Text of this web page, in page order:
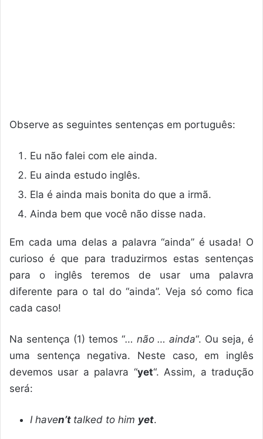
Observe as seguintes sentenças em português:
Eu não falei com ele ainda.
Eu ainda estudo inglês.
Ela é ainda mais bonita do que a irmã.
Ainda bem que você não disse nada.
Em cada uma delas a palavra “ainda” é usada! O
curioso é que para traduzirmos estas sentenças
para o inglês teremos de usar uma palavra
diferente para o tal do “ainda”. Veja só como fica
cada caso!
Na sentença (1) temos “… não … ainda“. Ou seja, é
uma sentença negativa. Neste caso, em inglês
devemos usar a palavra “yet“. Assim, a tradução
será:
I haven’t talked to him yet.